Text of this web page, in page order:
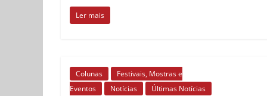
Ler mais
Colunas
Festivais, Mostras e
Eventos
Notícias Últimas Notícias